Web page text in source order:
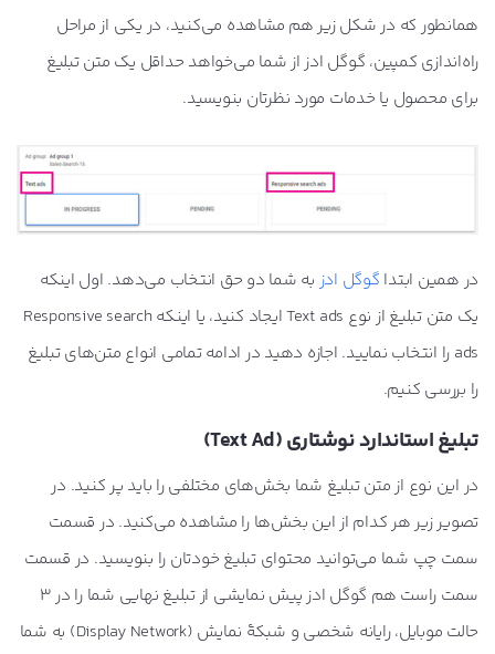
همانطور که در شکل زیر هم مشاهده می‌کنید، در یکی از مراحل
راه‌اندازی کمپین، گوگل ادز از شما می‌خواهد حداقل یک متن تبلیغ
برای محصول یا خدمات مورد نظرتان بنویسید.
در همین ابتدا گوگل ادز به شما دو حق انتخاب می‌دهد. اول اینکه
یک متن تبلیغ از نوع Text ads ایجاد کنید، یا اینکه Responsive search
ads را انتخاب نمایید. اجازه دهید در ادامه تمامی انواع متن‌های تبلیغ
را بررسی کنیم.
تبلیغ استاندارد نوشتاری (Text Ad)
در این نوع از متن تبلیغ شما بخش‌های مختلفی را باید پر کنید. در
تصویر زیر هر کدام از این بخش‌ها را مشاهده می‌کنید. در قسمت
سمت چپ شما می‌توانید محتوای تبلیغ خودتان را بنویسید. در قسمت
سمت راست هم گوگل ادز پیش نمایشی از تبلیغ نهایی شما را در 3
حالت موبایل، رایانه شخصی و شبکۀ نمایش (Display Network) به شما